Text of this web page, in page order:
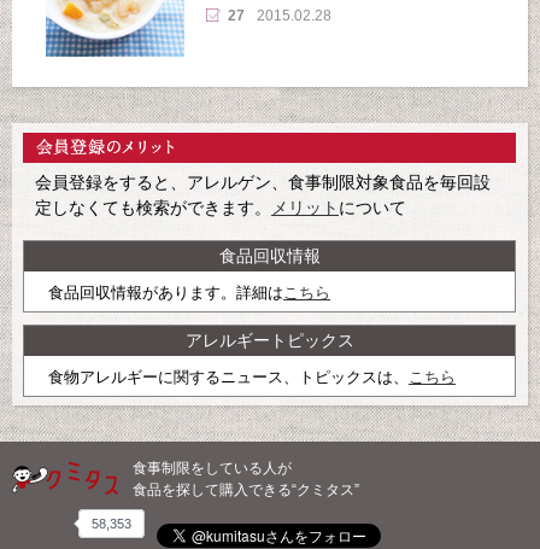
27 2015.02.28
会員登録をすると、アレルゲン、食事制限対象食品を毎回設
定しなくても検索ができます。
メリット について
食品回収情報
食品回収情報があります。詳細はこちら
アレルギートピックス
食物アレルギーに関するニュース、トピックスは、 こちら
食事制限をしている人が
食品を探して購入できる“クミタス”
58,353